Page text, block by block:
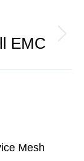
EMC
Mesh